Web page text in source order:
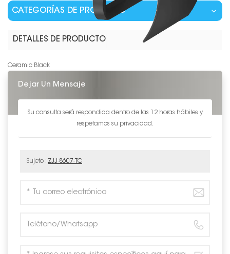
CATEGORÍAS DE PRODUCTO
DETALLES DE PRODUCTO
Ceramic Black
Dejar Un Mensaje
Su consulta será respondida dentro de las 12 horas hábiles y
respetamos su privacidad.
Sujeto : ZJJ-8607-TC